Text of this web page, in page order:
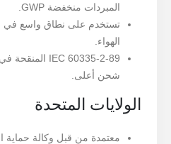
المبردات منخفضة GWP.
تستخدم على نطاق واسع في
الهواء.
شحن أعلى.
الولايات المتحدة
معتمدة من قبل وكالة حماية